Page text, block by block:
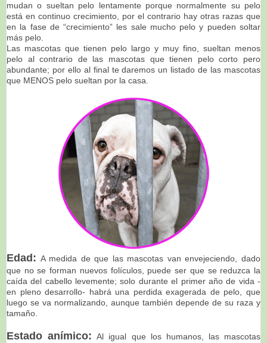
mudan o sueltan pelo lentamente porque normalmente su pelo
está en continuo crecimiento, por el contrario hay otras razas que
en la fase de “crecimiento” les sale mucho pelo y pueden soltar
más pelo.
Las mascotas que tienen pelo largo y muy fino, sueltan menos
pelo al contrario de las mascotas que tienen pelo corto pero
abundante; por ello al final te daremos un listado de las mascotas
que MENOS pelo sueltan por la casa.
Edad: A medida de que las mascotas van envejeciendo, dado
que no se forman nuevos folículos, puede ser que se reduzca la
caída del cabello levemente; solo durante el primer año de vida -
en pleno desarrollo- habrá una perdida exagerada de pelo, que
luego se va normalizando, aunque también depende de su raza y
tamaño.
Estado anímico: Al igual que los humanos, las mascotas